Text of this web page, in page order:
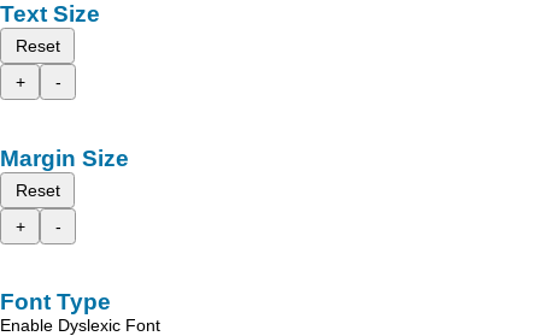
Text Size
Reset
+
-
Margin Size
Reset
+
-
Font Type
Enable Dyslexic Font